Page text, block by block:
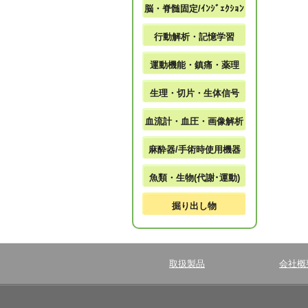
脳・脊髄固定/ｲﾝｼﾞｪｸｼｮﾝ
行動解析・記憶学習
運動機能・鎮痛・薬理
生理・切片・生体信号
血流計・血圧・画像解析
麻酔器/手術時使用機器
魚類・生物(代謝･運動)
掘り出し物
取扱製品 会社概